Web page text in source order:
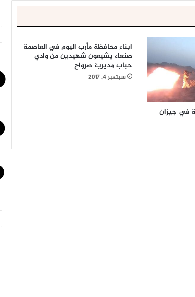
في جيزان
ابناء محافظة مأرب اليوم في العاصمة
صنعاء يشيعون شهيدين من وادي
حباب مديرية صرواح
سبتمبر 4, 2017